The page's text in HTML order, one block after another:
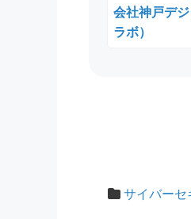
会社神戸デジ
ラボ）
サイバーセ